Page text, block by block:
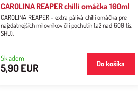
CAROLINA REAPER chilli omáčka 100ml
CAROLINA REAPER - extra pálivá chilli omáčka pre
najzdatnejších milovníkov čili pochutín (až nad 600 tis.
SHU).
Skladom
5,90 EUR Do košíka